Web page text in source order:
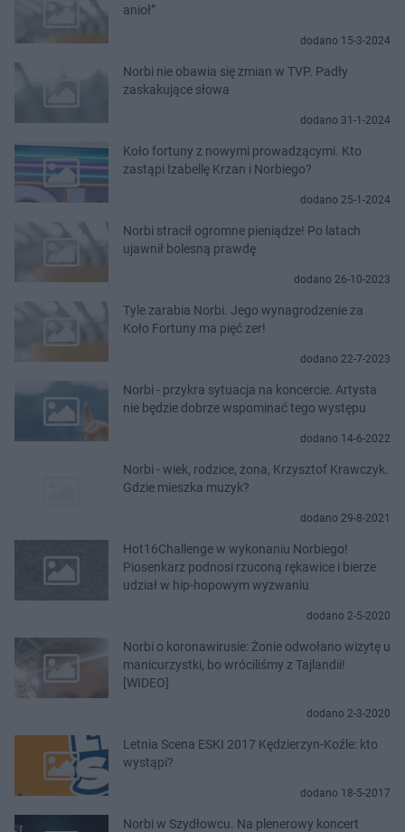
anioł”
dodano 15-3-2024
Norbi nie obawia się zmian w TVP. Padły
zaskakujące słowa
dodano 31-1-2024
Koło fortuny z nowymi prowadzącymi. Kto
zastąpi Izabellę Krzan i Norbiego?
dodano 25-1-2024
Norbi stracił ogromne pieniądze! Po latach
ujawnił bolesną prawdę
dodano 26-10-2023
Tyle zarabia Norbi. Jego wynagrodzenie za
Koło Fortuny ma pięć zer!
dodano 22-7-2023
Norbi - przykra sytuacja na koncercie. Artysta
nie będzie dobrze wspominać tego występu
dodano 14-6-2022
Norbi - wiek, rodzice, żona, Krzysztof Krawczyk.
Gdzie mieszka muzyk?
dodano 29-8-2021
Hot16Challenge w wykonaniu Norbiego!
Piosenkarz podnosi rzuconą rękawice i bierze
udział w hip-hopowym wyzwaniu
dodano 2-5-2020
Norbi o koronawirusie: Żonie odwołano wizytę u
manicurzystki, bo wróciliśmy z Tajlandii!
[WIDEO]
dodano 2-3-2020
Letnia Scena ESKI 2017 Kędzierzyn-Koźle: kto
wystąpi?
dodano 18-5-2017
Norbi w Szydłowcu. Na plenerowy koncert